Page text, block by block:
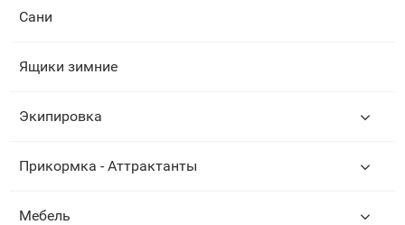
Сани
Ящики зимние
Экипировка
Прикормка - Аттрактанты
Мебель